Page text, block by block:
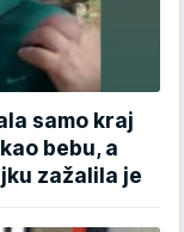
samo kraj
bebu, a
zažalila je